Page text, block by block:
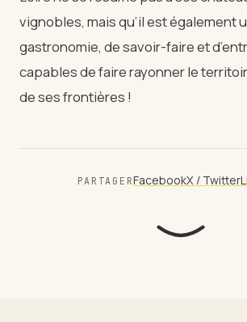
vignobles, mais qu’il est également
gastronomie, de savoir-faire et
capables de faire rayonner le
de ses frontières !
PARTAGERFacebookX / Twitter